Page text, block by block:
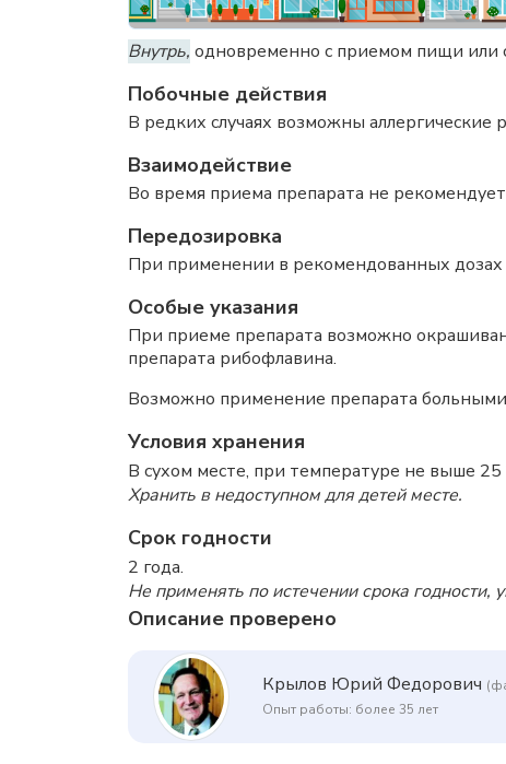
Внутрь, одновременно с приемом пищи или
Побочные действия
В редких случаях возможны
Взаимодействие
Во время приема препарата не
Передозировка
При применении в рекомендованных
Особые указания
При приеме препарата возможно
препарата рибофлавина.
Возможно применение препарата
Условия хранения
В сухом месте, при температуре не выше 25
Хранить в недоступном для детей месте.
Срок годности
2 года.
Не применять по истечении срока годности,
Описание проверено
Крылов Юрий Федорович
Опыт работы: более 35 лет